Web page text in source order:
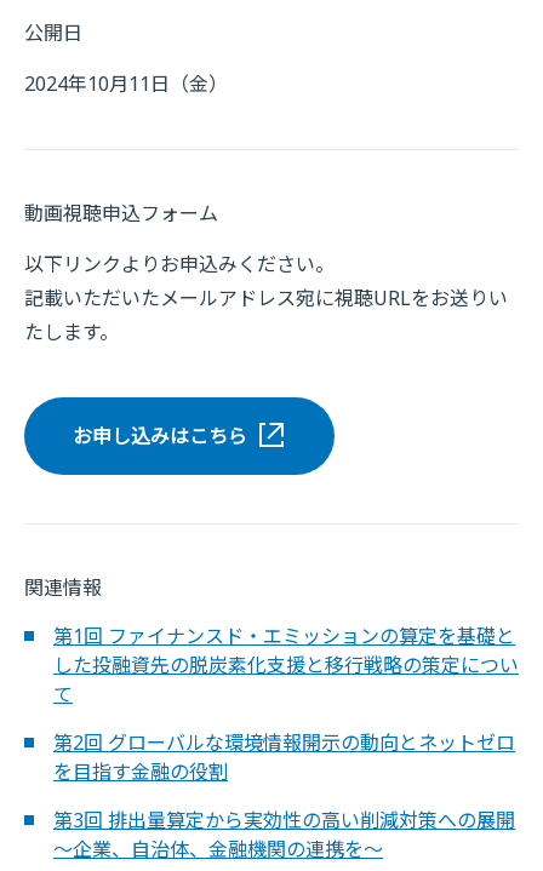
公開日
2024年10月11日（金）
動画視聴申込フォーム
以下リンクよりお申込みください。
記載いただいたメールアドレス宛に視聴URLをお送りい
たします。
お申し込みはこちら
関連情報
第1回 ファイナンスド・エミッションの算定を基礎と
した投融資先の脱炭素化支援と移行戦略の策定につい
て
第2回 グローバルな環境情報開示の動向とネットゼロ
を目指す金融の役割
第3回 排出量算定から実効性の高い削減対策への展開
～企業、自治体、金融機関の連携を～